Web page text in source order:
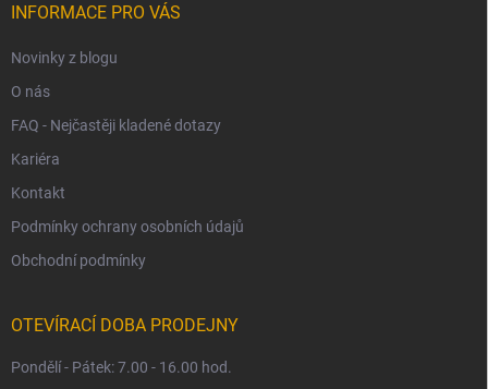
INFORMACE PRO VÁS
Novinky z blogu
O nás
FAQ - Nejčastěji kladené dotazy
Kariéra
Kontakt
Podmínky ochrany osobních údajů
Obchodní podmínky
OTEVÍRACÍ DOBA PRODEJNY
Pondělí - Pátek: 7.00 - 16.00 hod.